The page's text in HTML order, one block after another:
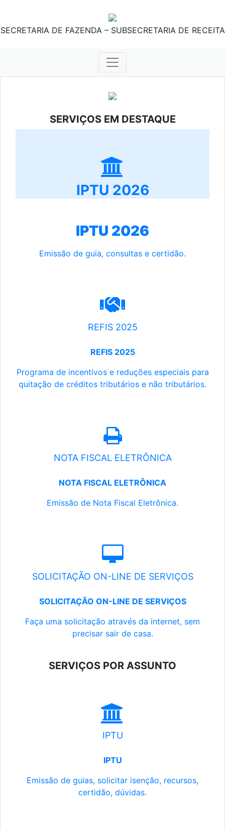
SECRETARIA DE FAZENDA – SUBSECRETARIA DE RECEITA
SERVIÇOS EM DESTAQUE
IPTU 2026
IPTU 2026
Emissão de guia, consultas e certidão.
REFIS 2025
REFIS 2025
Programa de incentivos e reduções especiais para
quitação de créditos tributários e não tributários.
NOTA FISCAL ELETRÔNICA
NOTA FISCAL ELETRÔNICA
Emissão de Nota Fiscal Eletrônica.
SOLICITAÇÃO ON-LINE DE SERVIÇOS
SOLICITAÇÃO ON-LINE DE SERVIÇOS
Faça uma solicitação através da internet, sem
precisar sair de casa.
SERVIÇOS POR ASSUNTO
IPTU
IPTU
Emissão de guias, solicitar isenção, recursos,
certidão, dúvidas.